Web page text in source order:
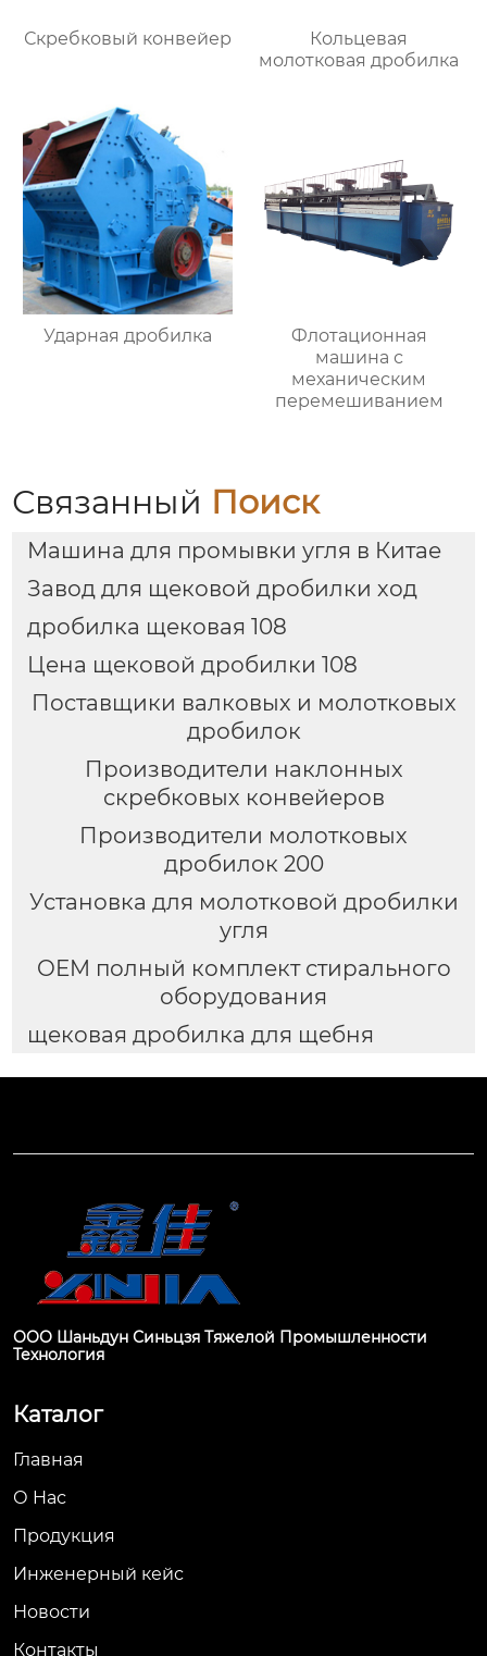
Скребковый конвейер
Кольцевая
молотковая дробилка
Ударная дробилка
Флотационная
машина с
механическим
перемешиванием
Связанный Поиск
Машина для промывки угля в Китае
Завод для щековой дробилки ход
дробилка щековая 108
Цена щековой дробилки 108
Поставщики валковых и молотковых
дробилок
Производители наклонных
скребковых конвейеров
Производители молотковых
дробилок 200
Установка для молотковой дробилки
угля
OEM полный комплект стирального
оборудования
щековая дробилка для щебня
ООО Шаньдун Синьцзя Тяжелой Промышленности
Технология
Каталог
Главная
О Hас
Продукция
Инженерный кейс
Новости
Контакты